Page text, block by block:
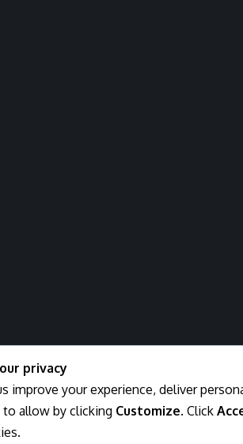
privacy
improve your experience, deliver
allow by clicking Customize. Click